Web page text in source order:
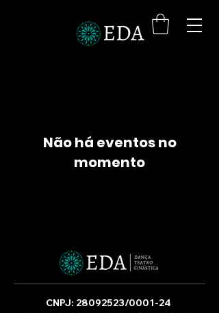
Não há eventos no
momento
CNPJ: 28092523/0001-24